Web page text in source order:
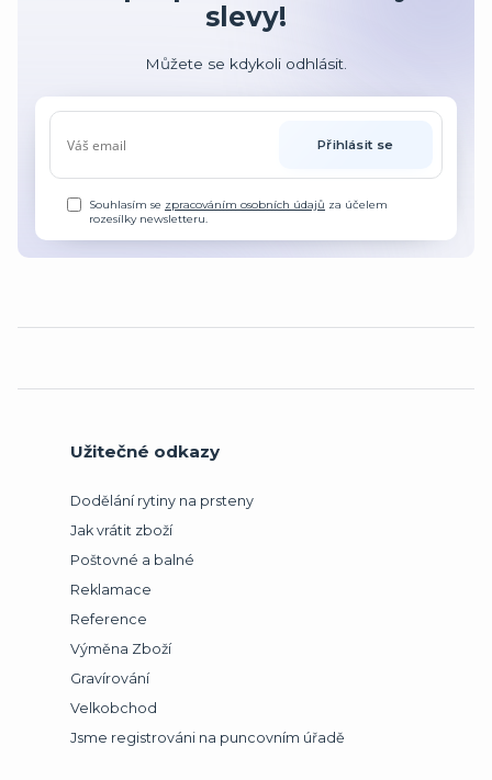
slevy!
Můžete se kdykoli odhlásit.
Přihlásit se
Souhlasím se zpracováním osobních údajů za účelem
rozesílky newsletteru.
Užitečné odkazy
Dodělání rytiny na prsteny
Jak vrátit zboží
Poštovné a balné
Reklamace
Reference
Výměna Zboží
Gravírování
Velkobchod
Jsme registrováni na puncovním úřadě